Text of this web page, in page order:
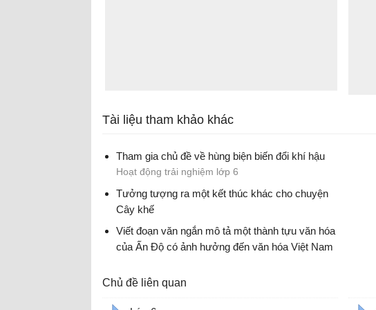
Tài liệu tham khảo khác
Tham gia chủ đề về hùng biện biến đổi khí hậu
Hoạt động trải nghiệm lớp 6
Tưởng tượng ra một kết thúc khác cho chuyện
Cây khế
Văn mẫu lớp 6
Viết đoạn văn ngắn mô tả một thành tựu văn hóa
của Ấn Độ có ảnh hưởng đến văn hóa Việt Nam
Chủ đề liên quan